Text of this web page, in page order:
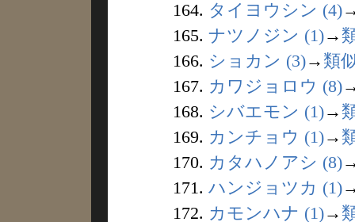
164. タイヨウシン (4)
165. ナツノジン (1)→
166. ショカン (3)→ 類
167. カワジョロウ (8)
168. シバエモン (1)→
169. カンチョウ (1)→
170. カタハノアシ (8)
171. ハンジョツカ (1)
172. カモンハナ (1)→